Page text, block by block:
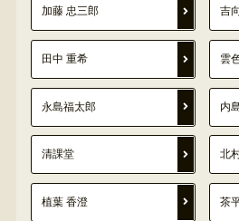
加藤 忠三郎 吉
田中 重希 雲
永島福太郎 内
清課堂 北
植葉 香澄 茶